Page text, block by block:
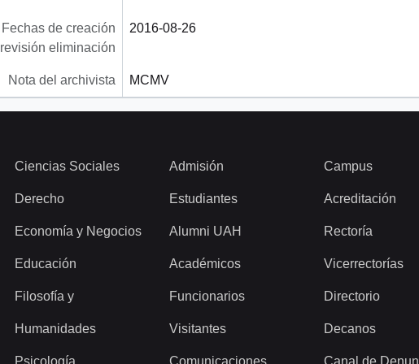
Fechas de creación
revisión eliminación
2016-08-26
Nota del archivista MCMV
Ciencias Sociales
Derecho
Economía y Negocios
Educación
Filosofía y
Humanidades
Psicología
Admisión
Estudiantes
Alumni UAH
Académicos
Funcionarios
Visitantes
Comunicaciones
Campus
Acreditación
Rectoría
Vicerrectorías
Directorio
Decanos
Canal de